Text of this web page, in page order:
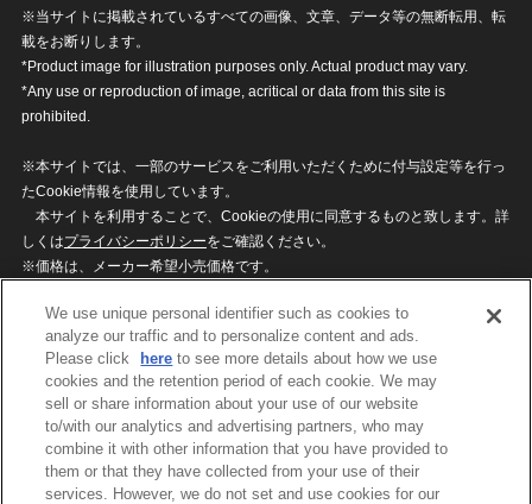
※当サイトに掲載されているすべての画像、文章、データ等の無断転用、転
載をお断りします。
*Product image for illustration purposes only. Actual product may vary.
*Any use or reproduction of image, acritical or data from this site is
prohibited.
※本サイトでは、一部のサービスをご利用いただくために付与設定等を行っ
たCookie情報を使用しています。
本サイトを利用することで、Cookieの使用に同意するものと致します。詳
しくはプライバシーポリシーをご確認ください。
※価格は、メーカー希望小売価格です。
ざいますのでご了承ください。
privacypolicy
Do Not Sell or Share My
Personal Information
ウェブサイトご利用条件
ソーシャルメディアポリシー
個人情報保護方針
お問い合わせ
We use unique personal identifier such as cookies to
analyze our traffic and to personalize content and ads.
Please click
here to see more details about how we use
cookies and the retention period of each cookie. We may
sell or share information about your use of our website
to/with our analytics and advertising partners, who may
combine it with other information that you have provided to
them or that they have collected from your use of their
services. However, we do not set and use cookies for our